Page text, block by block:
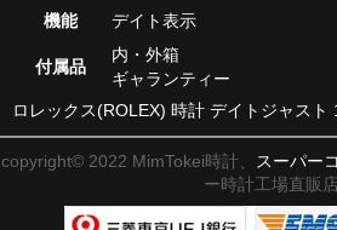
機能 デイト表示
付属品
内・外箱
ギャランティー
ロレックス(ROLEX) 時計 デイトジャスト
copyright© 2022 MimTokei時計、 スーパー
ー時計工場直販店